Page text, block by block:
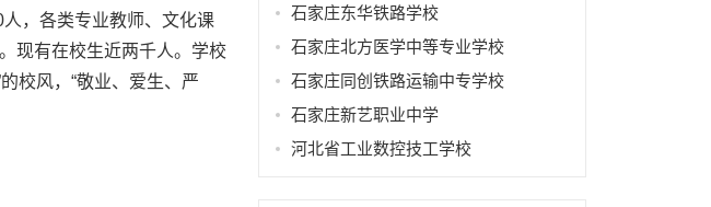
，各类专业教师、文化课
现有在校生近两千人。学校
校风，“敬业、爱生、严
石家庄东华铁路学校
石家庄北方医学中等专业学校
石家庄同创铁路运输中专学校
石家庄新艺职业中学
河北省工业数控技工学校